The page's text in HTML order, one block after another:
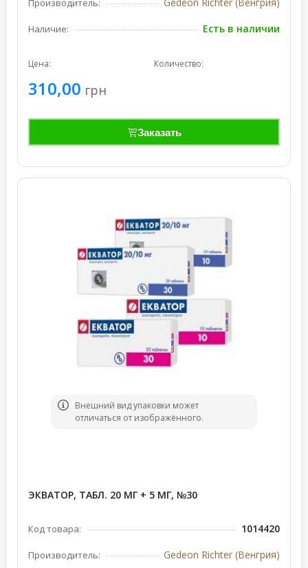
Производитель:
Наличие: Есть в наличии
Цена:
310,00 грн
Количество:
Заказать
Bнешний вид упаковки может
отличаться от изображённого.
ЭКВАТОР, ТАБЛ. 20 МГ + 5 МГ, №30
Код товара: 1014420
Производитель: Gedeon Richter (Венгрия)